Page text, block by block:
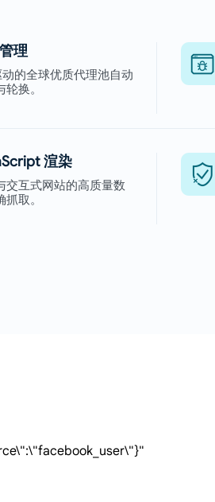
理
动的全球优质代理池自动
换。
渲染
交互式网站的高质量数
取。